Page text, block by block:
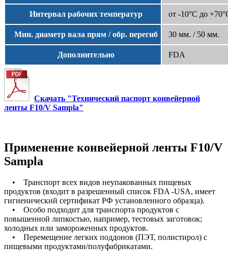
Интервал рабочих температур от -10°С до
Мин. диаметр вала прям / обр. перегиб 30 мм. / 50 мм.
Дополнительно FDA
Скачать "Технический паспорт конвейерной
ленты F10/V Sampla"
Применение конвейерной ленты F10/V
Sampla
• Транспорт всех видов неупакованных пищевых
продуктов (входит в разрешенный список FDA -USA, имеет
гигиенический сертификат РФ установленного образца).
• Особо подходит для транспорта продуктов с
повышенной липкостью, например, тестовых заготовок;
холодных или замороженных продуктов.
• Перемещение легких поддонов (ПЭТ, полистирол) с
пищевыми продуктами/полуфабрикатами.